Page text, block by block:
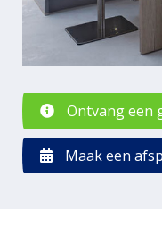
Ontvang een
Maak een